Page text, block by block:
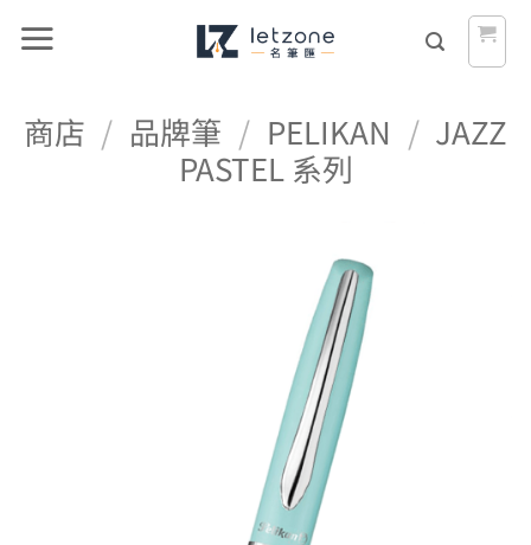
商店 / 品牌筆 / PELIKAN / JAZZ
PASTEL 系列